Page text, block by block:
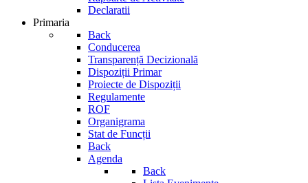
Declaratii
Primaria
Back
Conducerea
Transparență Decizională
Dispoziții Primar
Proiecte de Dispoziții
Regulamente
ROF
Organigrama
Stat de Funcții
Back
Agenda
Back